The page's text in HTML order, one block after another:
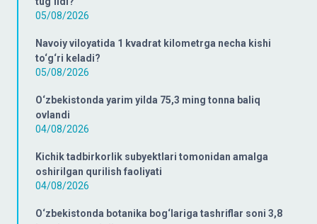
05/08/2026
Navoiy viloyatida 1 kvadrat kilometrga necha kishi
to‘g‘ri keladi?
05/08/2026
O‘zbekistonda yarim yilda 75,3 ming tonna baliq
ovlandi
04/08/2026
Kichik tadbirkorlik subyektlari tomonidan amalga
oshirilgan qurilish faoliyati
04/08/2026
O‘zbekistonda botanika bog‘lariga tashriflar soni 3,8